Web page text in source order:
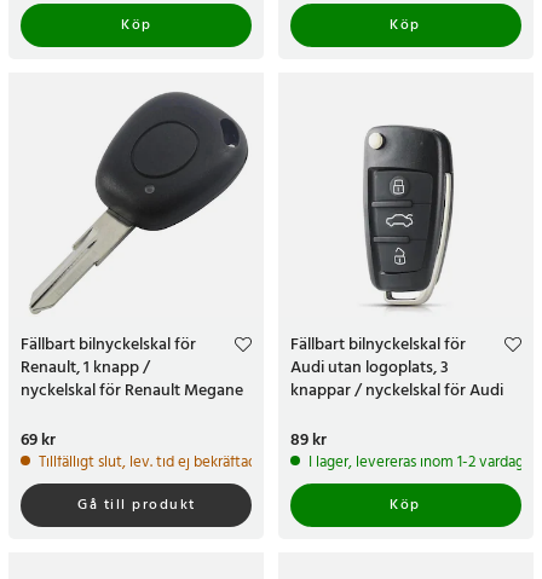
Köp
Köp
Fällbart bilnyckelskal för
Renault, 1 knapp /
nyckelskal för Renault Megane
Pris:
69 kr
Tillfälligt slut, lev. tid ej bekräftad.
Gå till produkt
Fällbart bilnyckelskal för
Audi utan logoplats, 3
knappar / nyckelskal för Audi
Pris:89 kr
89 kr
I lager, levereras inom 1-2 vardagar
Köp